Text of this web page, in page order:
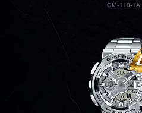
GM-110-1A